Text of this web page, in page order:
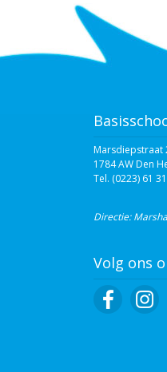
Marsdiepstraat
1784 AW Den
Tel. (0223) 61
Directie:
Volg ons